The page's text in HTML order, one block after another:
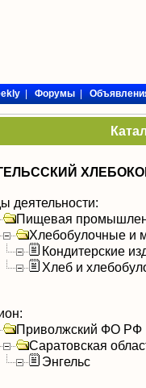
|Форумы|
деятельности:
Пищевая
Хлебобулочные и
Кондитерские
Хлеб и
Приволжский ФО РФ
Саратовская
Энгельс